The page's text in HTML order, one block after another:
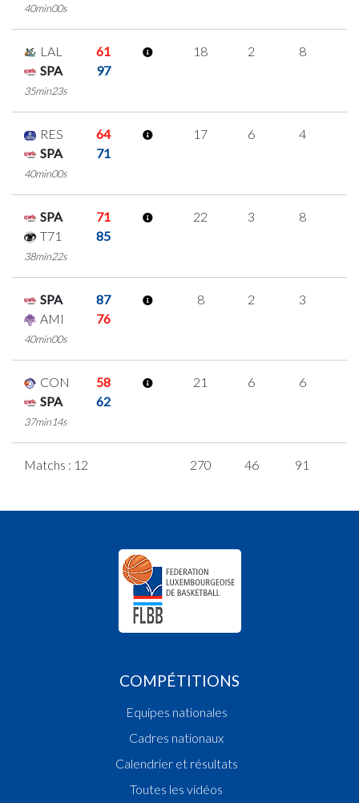
40min00s
LAL
61
SPA
97
35min23s
18 2 8
RES
64
SPA
71
40min00s
17 6 4
SPA
71
T71
85
38min22s
22 3 8
SPA
87
AMI
76
40min00s
8 2 3
CON
58
SPA
62
37min14s
21 6 6
Matchs : 12 270 46 91
COMPÉTITIONS
Equipes nationales
Cadres nationaux
Calendrier et résultats
Toutes les vidéos